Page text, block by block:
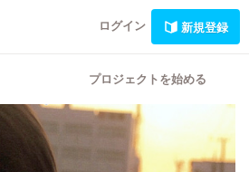
ログイン 新規登録
プロジェクトを始める